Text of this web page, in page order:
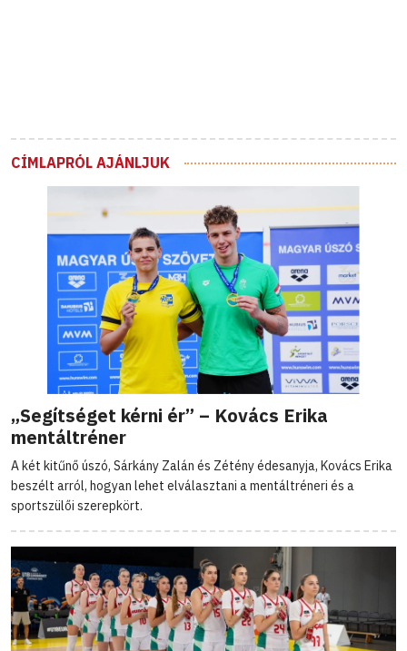
CÍMLAPRÓL AJÁNLJUK
„Segítséget kérni ér” – Kovács Erika
mentáltréner
A két kitűnő úszó, Sárkány Zalán és Zétény édesanyja, Kovács Erika
beszélt arról, hogyan lehet elválasztani a mentáltréneri és a
sportszülői szerepkört.